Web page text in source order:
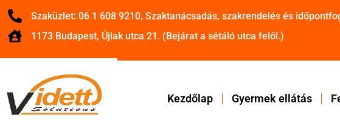
Szaküzlet: 06 1 608 9210, Szaktanácsadás, szakrendelés és
1173 Budapest, Újlak utca 21. (Bejárat a sétáló utca felől.)
Kezdőlap Gyermek ellátás